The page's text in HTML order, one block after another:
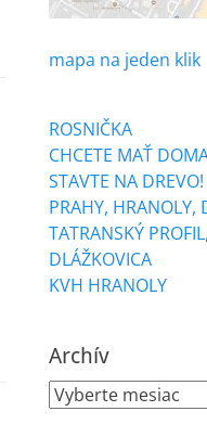
mapa na jeden klik
ROSNIČKA
CHCETE MAŤ
STAVTE NA DREVO!
PRAHY, HRANOLY,
TATRANSKÝ
DLÁŽKOVICA
KVH HRANOLY
Archív
Archív